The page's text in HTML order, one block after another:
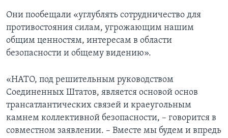
Они пообещали «углублять сотрудничество для
противостояния силам, угрожающим нашим
общим ценностям, интересам в области
безопасности и общему видению».
«НАТО, под решительным руководством
Соединенных Штатов, является основой основ
трансатлантических связей и краеугольным
камнем коллективной безопасности, – говорится в
совместном заявлении. – Вместе мы будем и впредь